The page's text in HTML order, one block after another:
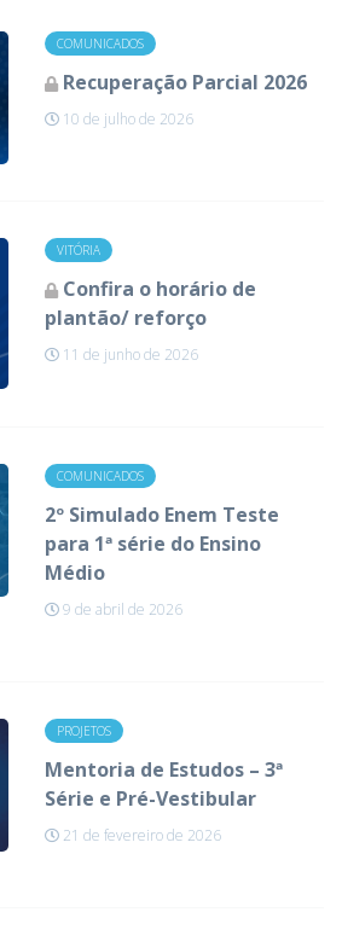
COMUNICADOS
Recuperação Parcial 2026
10 de julho de 2026
VITÓRIA
Confira o horário de
plantão/ reforço
11 de junho de 2026
COMUNICADOS
2º Simulado Enem Teste
para 1ª série do Ensino
Médio
9 de abril de 2026
PROJETOS
Mentoria de Estudos – 3ª
Série e Pré-Vestibular
21 de fevereiro de 2026